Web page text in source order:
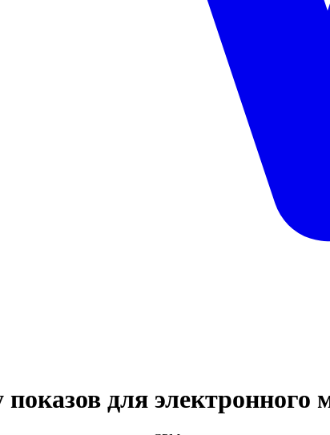
для электронного